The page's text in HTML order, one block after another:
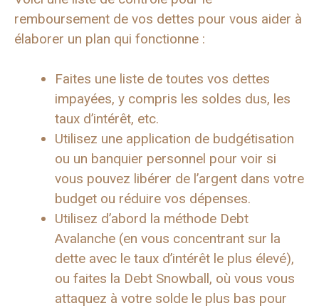
remboursement de vos dettes pour vous aider à
élaborer un plan qui fonctionne :
Faites une liste de toutes vos dettes
impayées, y compris les soldes dus, les
taux d’intérêt, etc.
Utilisez une application de budgétisation
ou un banquier personnel pour voir si
vous pouvez libérer de l’argent dans votre
budget ou réduire vos dépenses.
Utilisez d’abord la méthode Debt
Avalanche (en vous concentrant sur la
dette avec le taux d’intérêt le plus élevé),
ou faites la Debt Snowball, où vous vous
attaquez à votre solde le plus bas pour